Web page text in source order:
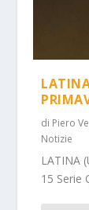
di Piero
Notizie
LATINA
15 Serie